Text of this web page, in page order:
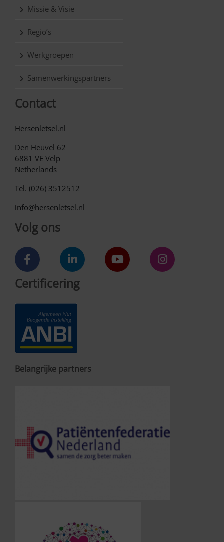
Missie & Visie
Regio’s
Werkgroepen
Samenwerkingspartners
Contact
Hersenletsel.nl
Den Heuvel 62
6881 VE Velp
Netherlands
Tel. (026) 3512512
info@hersenletsel.nl
Volg ons
Certificering
Belangrijke partners